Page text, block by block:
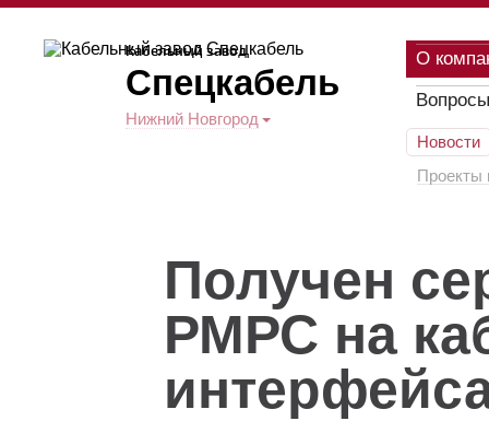
Кабельный завод
Спецкабель
Нижний Новгород
О
Новости
Проекты
Получен
РМРС на